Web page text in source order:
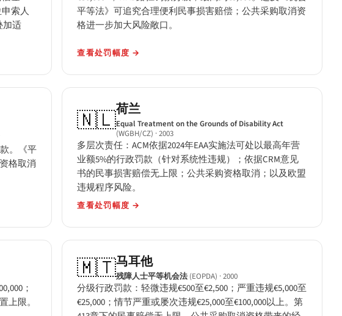
索人
加适
平等法》可追究合理便利民事损害赔偿；公共采购取消资
格进一步加大风险敞口。
查看处罚幅度 →
。《平
格取消
🇳🇱荷兰
Equal Treatment on the Grounds of Disability Act
(WGBH/CZ) · 2003
多层次责任：ACM依据2024年EAA实施法可处以最高年营
业额5%的行政罚款（针对系统性违规）；依据CRM意见
书的民事损害赔偿无上限；公共采购资格取消；以及欧盟
违规程序风险。
查看处罚幅度 →
；
上限。
🇲🇹马耳他
残障人士平等机会法 (EOPDA) · 2000
分级行政罚款：轻微违规€500至€2,500；严重违规€5,000至
€25,000；情节严重或屡次违规€25,000至€100,000以上。第